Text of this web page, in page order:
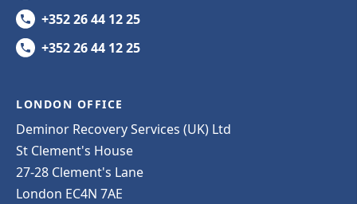
+352 26 44 12 25
+352 26 44 12 25
LONDON OFFICE
Deminor Recovery Services (UK) Ltd
St Clement's House
27-28 Clement's Lane
London EC4N 7AE